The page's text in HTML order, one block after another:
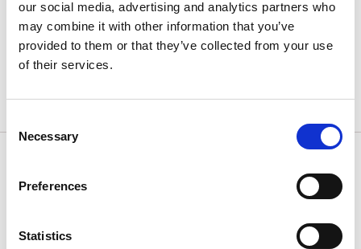
our social media, advertising and analytics partners who
may combine it with other information that you’ve
provided to them or that they’ve collected from your use
of their services.
Selection
Necessary
Preferences
Statistics
Der Halleberg ist der Zwillingsberg mit Blick auf den
Vänernsee. Manche sagen, dass Halle einst der Ort
von Walhall gewesen sei, und hier befindet sich auch
Skandinaviens größte vorgeschichtliche